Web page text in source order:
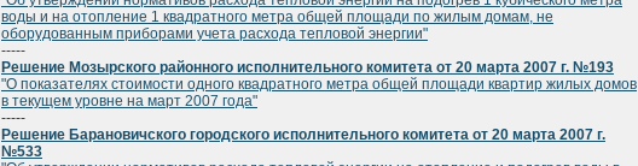
воды и на отопление 1 квадратного метра общей площади по жилым домам, не
оборудованным приборами учета расхода тепловой энергии"
-----
Решение Мозырского районного исполнительного комитета от 20 марта 2007 г. №193
"О показателях стоимости одного квадратного метра общей площади квартир жилых домов
в текущем уровне на март 2007 года"
-----
Решение Барановичского городского исполнительного комитета от 20 марта 2007 г.
№533